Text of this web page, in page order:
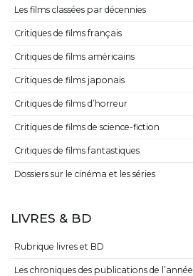
Les films classées par décennies
Critiques de films français
Critiques de films américains
Critiques de films japonais
Critiques de films d’horreur
Critiques de films de science-fiction
Critiques de films fantastiques
Dossiers sur le cinéma et les séries
LIVRES & BD
Rubrique livres et BD
Les chroniques des publications de l’année